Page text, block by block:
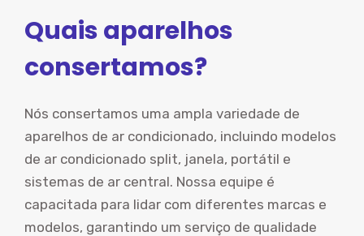
Quais aparelhos
consertamos?
Nós consertamos uma ampla variedade de
aparelhos de ar condicionado, incluindo modelos
de ar condicionado split, janela, portátil e
sistemas de ar central. Nossa equipe é
capacitada para lidar com diferentes marcas e
modelos, garantindo um serviço de qualidade